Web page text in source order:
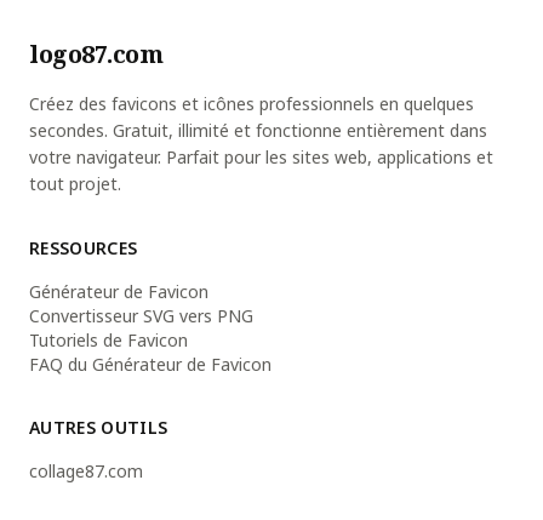
logo87.com
Créez des favicons et icônes professionnels en quelques
secondes. Gratuit, illimité et fonctionne entièrement dans
votre navigateur. Parfait pour les sites web, applications et
tout projet.
RESSOURCES
Générateur de Favicon
Convertisseur SVG vers PNG
Tutoriels de Favicon
FAQ du Générateur de Favicon
AUTRES OUTILS
collage87.com